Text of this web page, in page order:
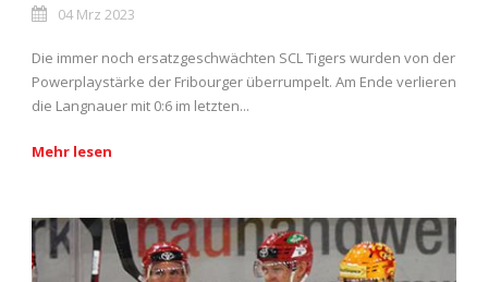
04 Mrz 2023
Die immer noch ersatzgeschwächten SCL Tigers wurden von der
Powerplaystärke der Fribourger überrumpelt. Am Ende verlieren
die Langnauer mit 0:6 im letzten...
Mehr lesen